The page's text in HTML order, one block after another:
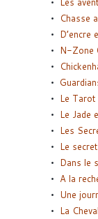
Chasse
D’encre
N-Zone
Le Tarot
Le Jade
Les
Le
Dans le
A la
Une
La